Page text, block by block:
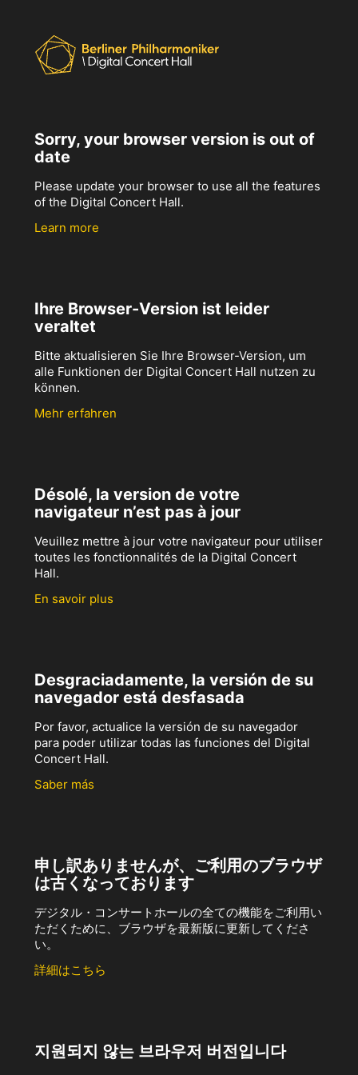
Sorry, your browser version is out of
date
Please update your browser to use all the features
of the Digital Concert Hall.
Learn more
Ihre Browser-Version ist leider
veraltet
Bitte aktualisieren Sie Ihre Browser-Version, um
alle Funktionen der Digital Concert Hall nutzen zu
können.
Mehr erfahren
Désolé, la version de votre
navigateur n’est pas à jour
Veuillez mettre à jour votre navigateur pour utiliser
toutes les fonctionnalités de la Digital Concert
Hall.
En savoir plus
Desgraciadamente, la versión de su
navegador está desfasada
Por favor, actualice la versión de su navegador
para poder utilizar todas las funciones del Digital
Concert Hall.
Saber más
申し訳ありませんが、ご利用のブラウザ
は古くなっております
デジタル・コンサートホールの全ての機能をご利用い
ただくために、ブラウザを最新版に更新してくださ
い。
詳細はこちら
지원되지 않는 브라우저 버전입니다